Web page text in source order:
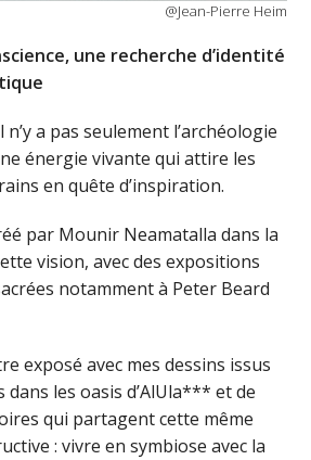
@Jean-Pierre Heim
une recherche d’identité
a pas seulement l’archéologie
énergie vivante qui attire les
en quête d’inspiration.
par Mounir Neamatalla dans la
vision, avec des expositions
notamment à Peter Beard
exposé avec mes dessins issus
dans les oasis d’AlUla*** et de
qui partagent cette même
: vivre en symbiose avec la